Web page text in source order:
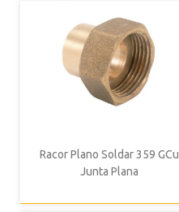
Racor Plano Soldar 359 GCu
Junta Plana